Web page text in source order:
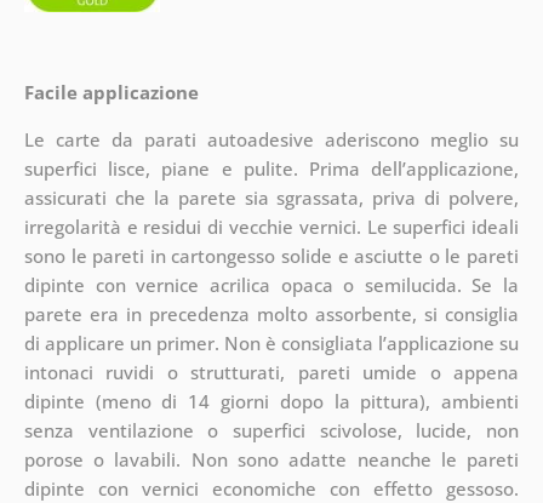
Facile applicazione
Le carte da parati autoadesive aderiscono meglio su
superfici lisce, piane e pulite. Prima dell’applicazione,
assicurati che la parete sia sgrassata, priva di polvere,
irregolarità e residui di vecchie vernici. Le superfici ideali
sono le pareti in cartongesso solide e asciutte o le pareti
dipinte con vernice acrilica opaca o semilucida. Se la
parete era in precedenza molto assorbente, si consiglia
di applicare un primer. Non è consigliata l’applicazione su
intonaci ruvidi o strutturati, pareti umide o appena
dipinte (meno di 14 giorni dopo la pittura), ambienti
senza ventilazione o superfici scivolose, lucide, non
porose o lavabili. Non sono adatte neanche le pareti
dipinte con vernici economiche con effetto gessoso.